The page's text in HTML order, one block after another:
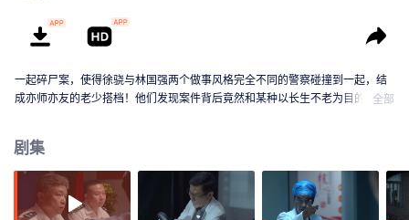
一起碎尸案，使得徐骁与林国强两个做事风格完全不同的警察碰撞到一起，结
成亦师亦友的老少搭档！他们发现案件背后竟然和某种以长生不老为目的的古
全部
剧集